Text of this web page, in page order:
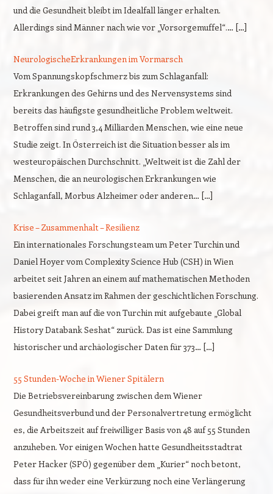
und die Gesundheit bleibt im Idealfall länger erhalten.
Allerdings sind Männer nach wie vor „Vorsorgemuffel“.… […]
NeurologischeErkrankungen im Vormarsch
Vom Spannungskopfschmerz bis zum Schlaganfall:
Erkrankungen des Gehirns und des Nervensystems sind
bereits das häufigste gesundheitliche Problem weltweit.
Betroffen sind rund 3,4 Milliarden Menschen, wie eine neue
Studie zeigt. In Österreich ist die Situation besser als im
westeuropäischen Durchschnitt. „Weltweit ist die Zahl der
Menschen, die an neurologischen Erkrankungen wie
Schlaganfall, Morbus Alzheimer oder anderen… […]
Krise – Zusammenhalt – Resilienz
Ein internationales Forschungsteam um Peter Turchin und
Daniel Hoyer vom Complexity Science Hub (CSH) in Wien
arbeitet seit Jahren an einem auf mathematischen Methoden
basierenden Ansatz im Rahmen der geschichtlichen Forschung.
Dabei greift man auf die von Turchin mit aufgebaute „Global
History Databank Seshat“ zurück. Das ist eine Sammlung
historischer und archäologischer Daten für 373… […]
55 Stunden-Woche in Wiener Spitälern
Die Betriebsvereinbarung zwischen dem Wiener
Gesundheitsverbund und der Personalvertretung ermöglicht
es, die Arbeitszeit auf freiwilliger Basis von 48 auf 55 Stunden
anzuheben. Vor einigen Wochen hatte Gesundheitsstadtrat
Peter Hacker (SPÖ) gegenüber dem „Kurier“ noch betont,
dass für ihn weder eine Verkürzung noch eine Verlängerung